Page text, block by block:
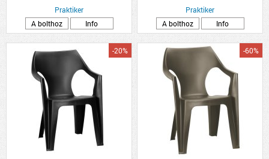
Praktiker
A bolthoz
Info
Praktiker
A bolthoz
Info
-20% -60%